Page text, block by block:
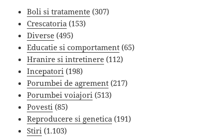
Boli si tratamente (307)
Crescatoria (153)
Diverse (495)
Educatie si comportament (65)
Hranire si intretinere (112)
Incepatori (198)
Porumbei de agrement (217)
Porumbei voiajori (513)
Povesti (85)
Reproducere si genetica (191)
Stiri (1.103)